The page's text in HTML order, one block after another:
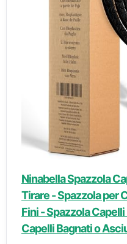
Ninabella Spazzola
Tirare - Spazzola per
Fini - Spazzola
Capelli Bagnati o